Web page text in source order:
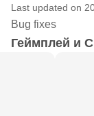
ингредиенты,
несчастными.
лучше будет
Last updated on
Bug fixes
Геймплей и